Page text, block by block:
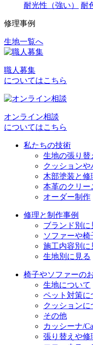
耐光性（強い）
耐
修理事例
投
ナ
ビ
ー
生地一覧へ
職人募集
についてはこちら
オンライン相談
についてはこちら
私たちの技術
生地の張り替
クッションや
木部塗装と修
本革のクリー
オーダー制作
修理と制作事例
ブランド別に
ソファーや
施工内容別に
生地別に見る
椅子やソファーの
生地について
ペット対策に
クッションに
その他
カッシーナ/
張り替えや修